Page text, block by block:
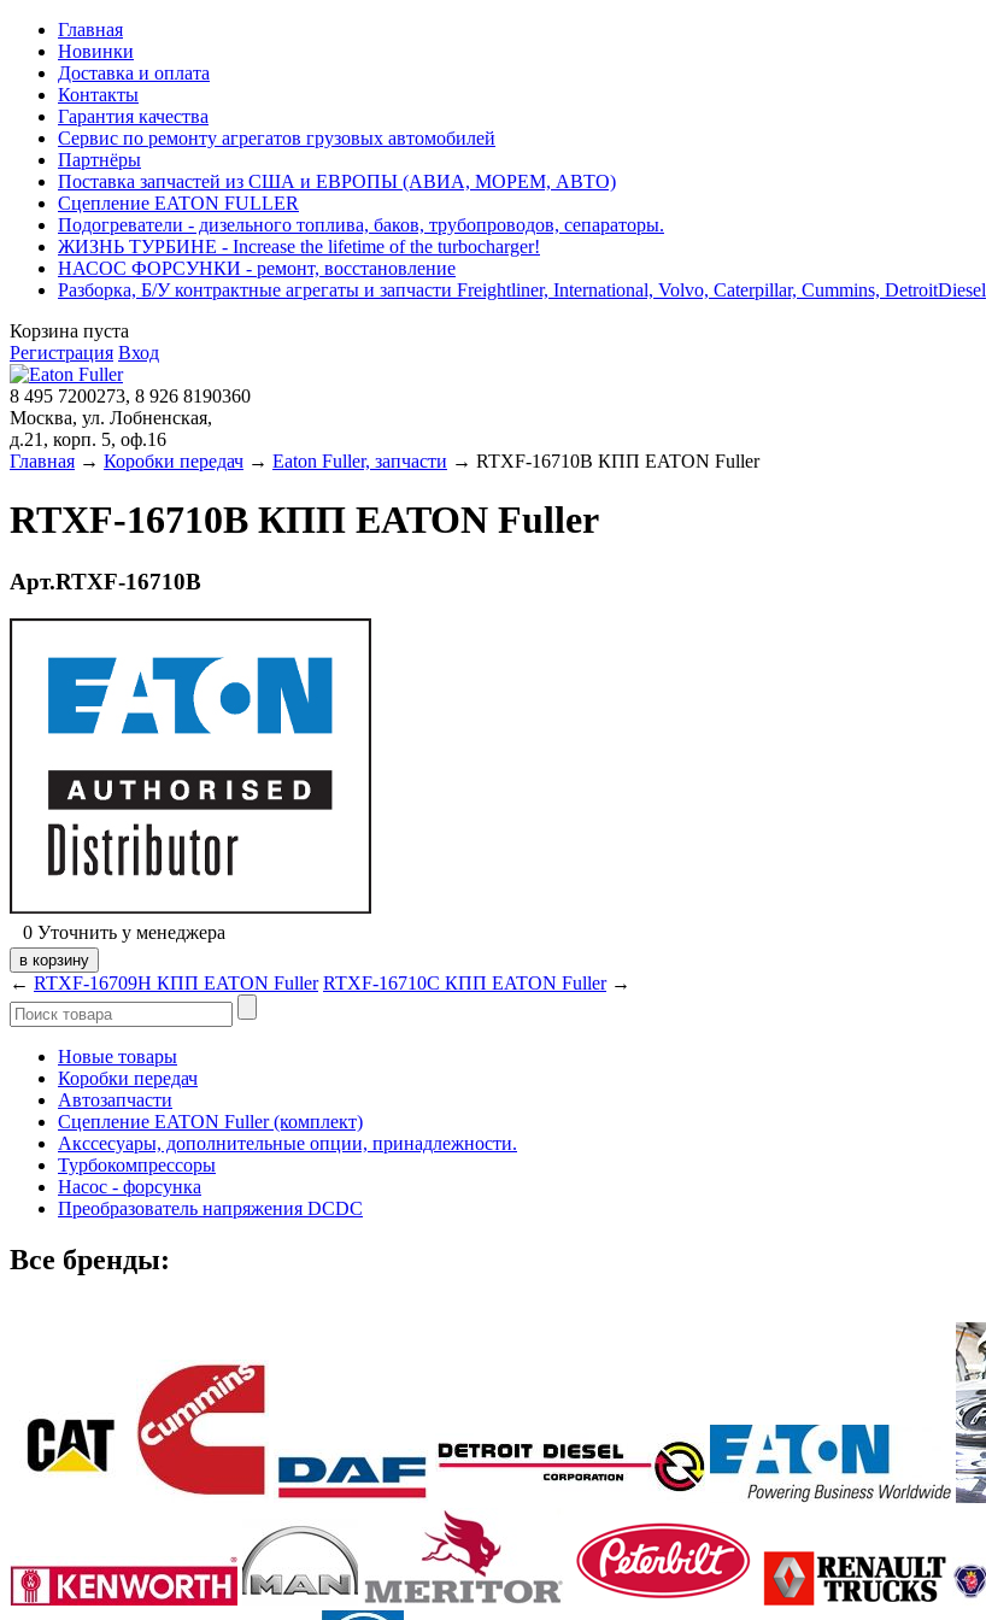
Главная
Новинки
Доставка и оплата
Контакты
Гарантия качества
Сервис по ремонту агрегатов грузовых автомобилей
Партнёры
Поставка запчастей из США и ЕВРОПЫ (АВИА, МОРЕМ, АВТО)
Сцепление EATON FULLER
Подогреватели - дизельного топлива, баков, трубопроводов, сепараторы.
ЖИЗНЬ ТУРБИНЕ - Increase the lifetime of the turbocharger!
НАСОС ФОРСУНКИ - ремонт, восстановление
Разборка, Б/У контрактные агрегаты и запчасти Freightliner, International, Volvo, Caterpillar, Cummins, DetroitDiesel
Корзина пуста
Регистрация Вход
8 495 7200273, 8 926 8190360
Москва, ул. Лобненская,
д.21, корп. 5, оф.16
Главная → Коробки передач → Eaton Fuller, запчасти → RTXF-16710B КПП EATON Fuller
RTXF-16710B КПП EATON Fuller
Арт.RTXF-16710B
0 Уточнить у менеджера
← RTXF-16709H КПП EATON Fuller RTXF-16710C КПП EATON Fuller→
Новые товары
Коробки передач
Автозапчасти
Сцепление EATON Fuller (комплект)
Акссесуары, дополнительные опции, принадлежности.
Турбокомпрессоры
Насос - форсунка
Преобразователь напряжения DCDC
Все бренды: